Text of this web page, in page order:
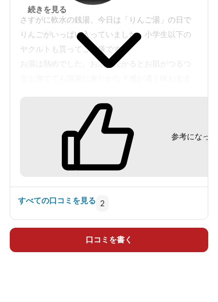
さすがに軟水の銭湯、今日は「りんご湯」の日で
りんごがいっぱい入っていました。小学生以下の
ヤクルトも貰ってご機嫌です。
お湯は熱めでした。お湯に浸かるとお肌がつるつ
続きを見る
参考になった
すべての口コミを見る 2
口コミを書く